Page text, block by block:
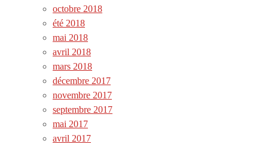
octobre 2018
été 2018
mai 2018
avril 2018
mars 2018
décembre 2017
novembre 2017
septembre 2017
mai 2017
avril 2017